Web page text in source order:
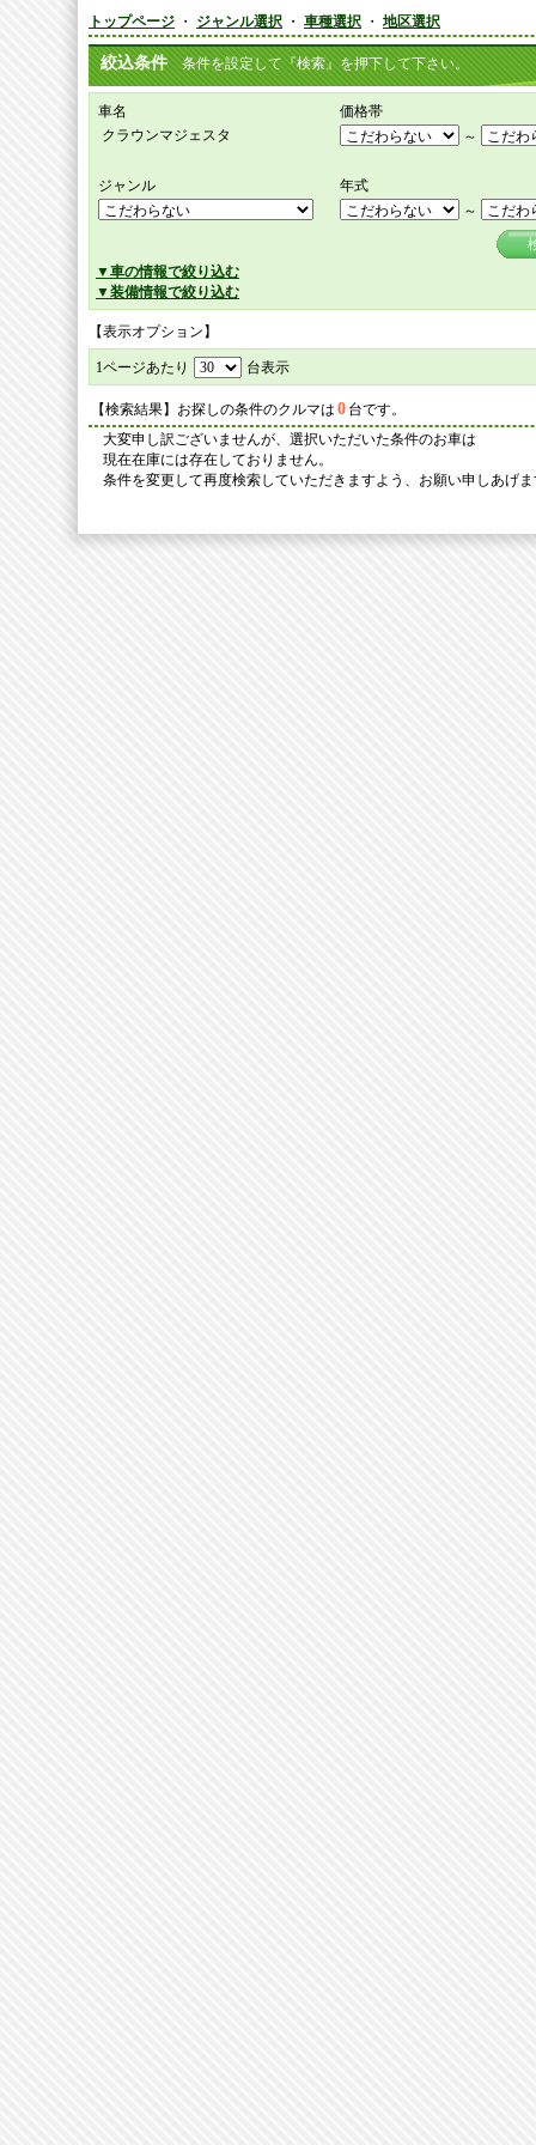
トップページ ・ ジャンル選択 ・ 車種選択 ・ 地区選択
絞込条件 条件を設定して『検索』を押下して下さい。
車名
価格帯
クラウンマジェスタ
～
ジャンル
年式
～
▼車の情報で絞り込む
▼装備情報で絞り込む
【表示オプション】
1ページあたり 台表示
【検索結果】お探しの条件のクルマは 0 台です。
大変申し訳ございませんが、選択いただいた条件のお車は
現在在庫には存在しておりません。
条件を変更して再度検索していただきますよう、お願い申しあげ